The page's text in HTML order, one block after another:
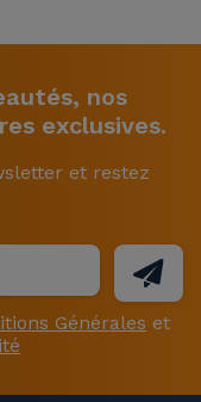
nos
exclusives.
et restez
Générales et